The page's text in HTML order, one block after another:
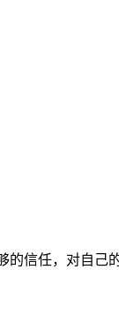
信任，对自己